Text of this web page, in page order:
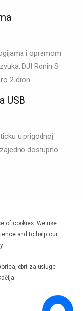
i opremom
DJI Ronin S
2 dron
USB
u prigodnoj
dostupno
of cookies. We use
and to help our
obrt za usluge